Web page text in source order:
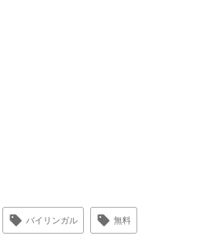
バイリンガル 無料